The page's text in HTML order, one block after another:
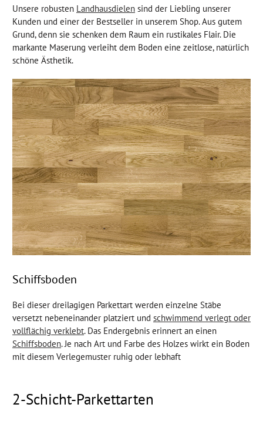
Unsere robusten Landhausdielen sind der Liebling unserer
Kunden und einer der Bestseller in unserem Shop. Aus gutem
Grund, denn sie schenken dem Raum ein rustikales Flair. Die
markante Maserung verleiht dem Boden eine zeitlose, natürlich
schöne Ästhetik.
Schiffsboden
Bei dieser dreilagigen Parkettart werden einzelne Stäbe
versetzt nebeneinander platziert und schwimmend verlegt oder
vollflächig verklebt. Das Endergebnis erinnert an einen
Schiffsboden. Je nach Art und Farbe des Holzes wirkt ein Boden
mit diesem Verlegemuster ruhig oder lebhaft
2-Schicht-Parkettarten